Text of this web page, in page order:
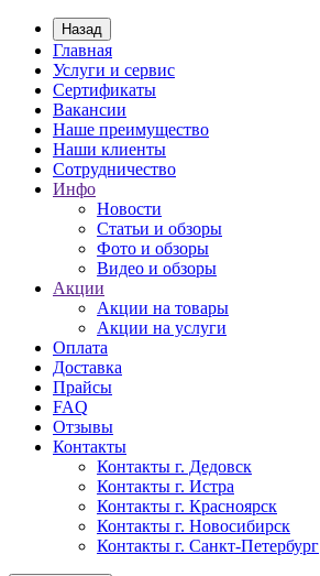
Назад
Главная
Услуги и сервис
Сертификаты
Вакансии
Наше преимущество
Наши клиенты
Сотрудничество
Инфо
Новости
Статьи и обзоры
Фото и обзоры
Видео и обзоры
Акции
Акции на товары
Акции на услуги
Оплата
Доставка
Прайсы
FAQ
Отзывы
Контакты
Контакты г. Дедовск
Контакты г. Истра
Контакты г. Красноярск
Контакты г. Новосибирск
Контакты г. Санкт-Петербург